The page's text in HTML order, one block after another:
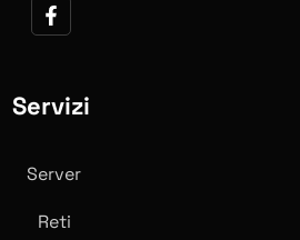
Servizi
Server
Reti